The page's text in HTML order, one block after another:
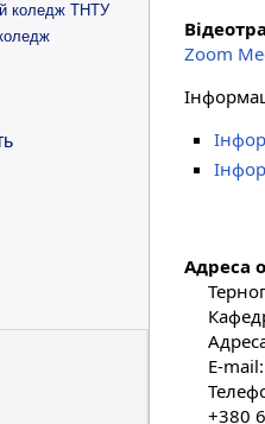
коледж ТНТУ
Zoom
Адреса
E-mail:
+380